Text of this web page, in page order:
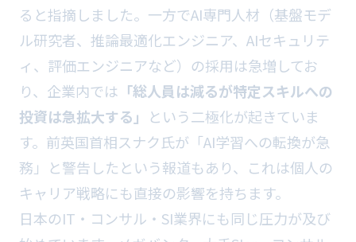
ると指摘しました。一方でAI専門人材（基盤モデ
ル研究者、推論最適化エンジニア、AIセキュリテ
ィ、評価エンジニアなど）の採用は急増してお
り、企業内では 「総人員は減るが特定スキルへの
投資は急拡大する」
という二極化が起きていま
す。前英国首相スナク氏が「AI学習への転換が急
務」と警告したという報道もあり、これは個人の
キャリア戦略にも直接の影響を持ちます。
日本のIT・コンサル・SI業界にも同じ圧力が及び